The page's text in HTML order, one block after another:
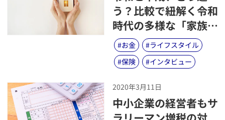
う？比較で紐解く令和
時代の多様な「家族」
と「もしも」に備える
ポイント
#お金 #ライフスタイル
#保険 #インタビュー
2020年3月11日
​中小企業の経営者もサ